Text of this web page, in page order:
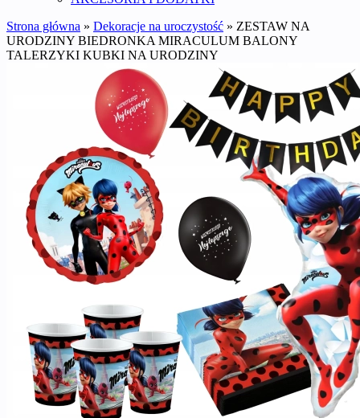
Strona główna » Dekoracje na uroczystość » ZESTAW NA
URODZINY BIEDRONKA MIRACULUM BALONY
TALERZYKI KUBKI NA URODZINY